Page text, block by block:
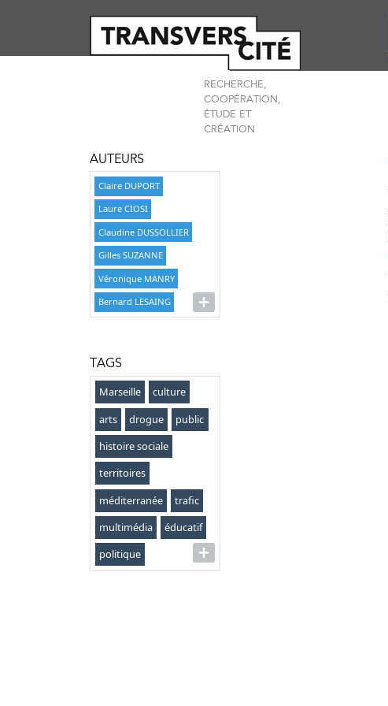
RECHERCHE,
COOPÉRATION,
ÉTUDE ET
CRÉATION
AUTEURS
Claire DUPORT
Laure CIOSI
Claudine DUSSOLLIER
Gilles SUZANNE
Véronique MANRY
Bernard LESAING
TAGS
Marseille
culture
arts
drogue
public
histoire sociale
territoires
méditerranée
trafic
multimédia
éducatif
politique